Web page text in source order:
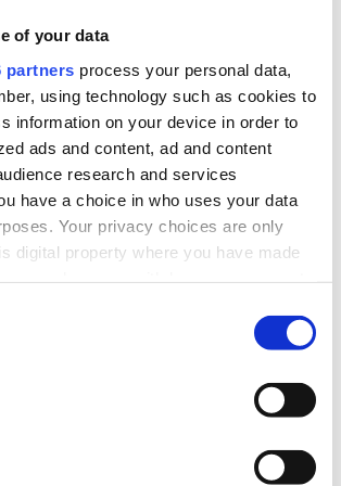
of your data
partners process your personal data,
using technology such as cookies to
information on your device in order to
ads and content, ad and content
research and services
have a choice in who uses your data
Your privacy choices are only
digital property where you have made
icon.
how your personal data is processed
in the
to personalise content and ads, to
länk
tackade nej till
nej till statsminister (m) Ulf Kristerssons